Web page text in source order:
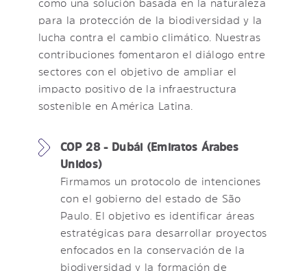
como una solución basada en la naturaleza
para la protección de la biodiversidad y la
lucha contra el cambio climático. Nuestras
contribuciones fomentaron el diálogo entre
sectores con el objetivo de ampliar el
impacto positivo de la infraestructura
sostenible en América Latina.
COP 28 - Dubái (Emiratos Árabes
Unidos)
Firmamos un protocolo de intenciones
con el gobierno del estado de São
Paulo. El objetivo es identificar áreas
estratégicas para desarrollar proyectos
enfocados en la conservación de la
biodiversidad y la formación de